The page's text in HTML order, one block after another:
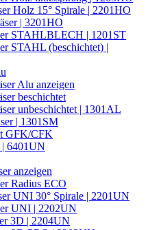
Holz 15° Spirale | 2201HO
| 3201HO
STAHLBLECH | 1201ST
STAHL (beschichtet) |
Alu anzeigen
beschichtet
unbeschichtet | 1301AL
| 1301SM
GFK/CFK
6401UN
anzeigen
Radius ECO
UNI 30° Spirale | 2201UN
UNI | 2202UN
3D | 2204UN